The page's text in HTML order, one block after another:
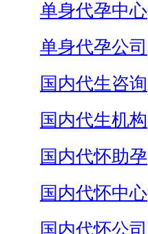
单身代孕中心
单身代孕公司
国内代生咨询
国内代生机构
国内代怀助孕
国内代怀中心
国内代怀公司